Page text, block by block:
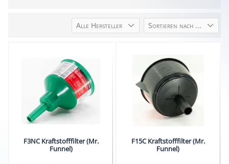
Alle Hersteller Sortieren nach ...
F3NC Kraftstofffilter (Mr.
Funnel)
F15C Kraftstofffilter (Mr.
Funnel)